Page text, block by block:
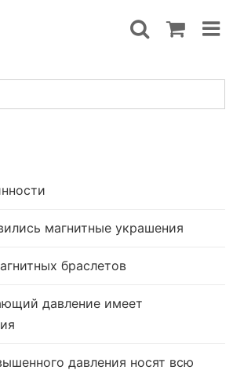
магнитные украшения
браслетов
давление имеет
давления носят всю